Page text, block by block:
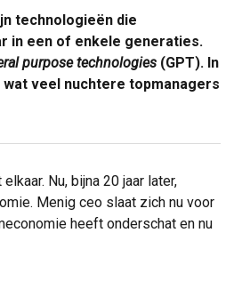
technologieën die
in een of enkele generaties.
purpose technologies (GPT). In
veel nuchtere topmanagers
Nu, bijna 20 jaar later,
Menig ceo slaat zich nu voor
heeft onderschat en nu